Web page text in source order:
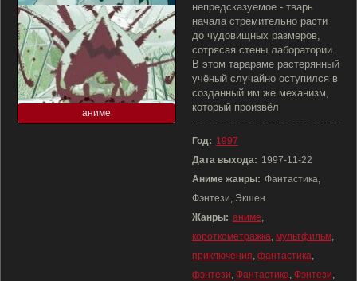
аниме
непредсказуемое - тварь
начала стремительно расти
до чудовищных размеров,
сотрясая стены лаборатории.
В этом тарараме растерянный
учёный случайно оступился в
созданный им же механизм,
который произвёл
Год: 1997
Дата выхода: 1997-11-22
Аниме жанры: Фантастика,
Фэнтези, Экшен
Жанры: аниме,
короткометражка, мультфильм,
приключения, фантастика,
фэнтези, Фантастика, Фэнтези,